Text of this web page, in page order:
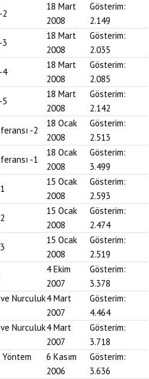
2
18 Mart
2008
Gösterim:
2.149
3
18 Mart
2008
Gösterim:
2.035
4
18 Mart
2008
Gösterim:
2.085
5
18 Mart
2008
Gösterim:
2.142
-2
18 Ocak
2008
Gösterim:
2.513
-1
18 Ocak
2008
Gösterim:
3.499
15 Ocak
2008
Gösterim:
2.593
15 Ocak
2008
Gösterim:
2.474
15 Ocak
2008
Gösterim:
2.519
4 Ekim
2007
Gösterim:
3.378
Nurculuk4 Mart
2007
Gösterim:
4.464
Nurculuk4 Mart
2007
Gösterim:
3.718
Yöntem
6 Kasım
2006
Gösterim:
3.636